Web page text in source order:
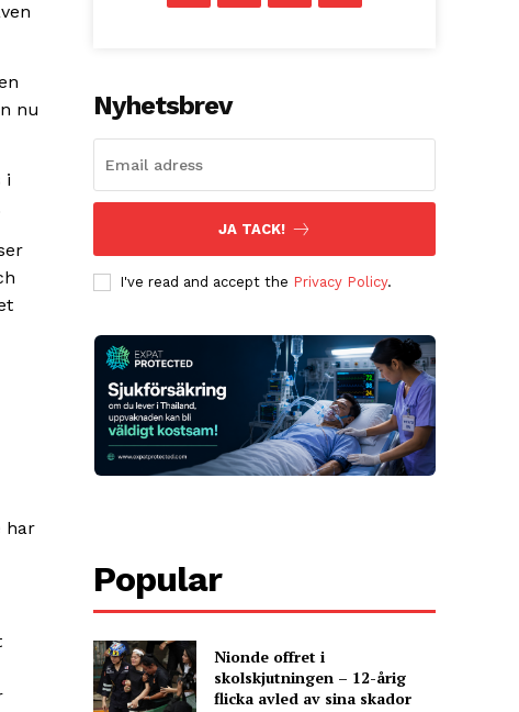
nu
i
har
Nyhetsbrev
JA TACK!
I've read and accept the Privacy Policy.
Popular
Nionde offret i
skolskjutningen – 12-årig
flicka avled av sina skador